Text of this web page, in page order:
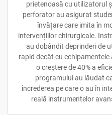
prietenoasă cu utilizatorul
perforator au asigurat
învățare care imita în
intervențiilor chirurgicale.
au dobândit deprinderi de
rapid decât cu echipamentele
o creștere de 40% a
programului au lăudat
încrederea pe care o au în
reală instrumentelor